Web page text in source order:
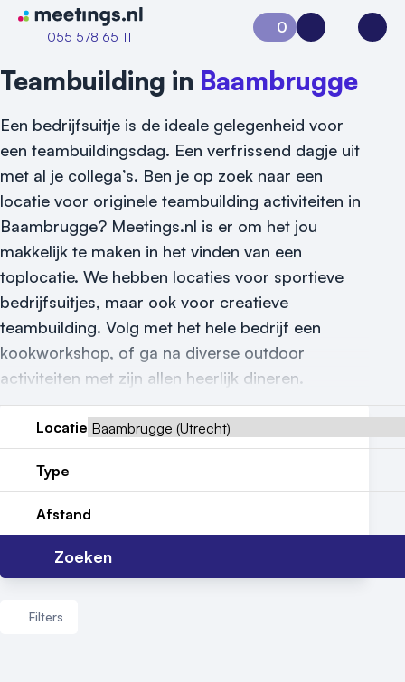
Naar home van Meetings
055 578 65 11
Vraag locatie aan
Locatiegids
Meld locatie aan
Nieuws
Reviews (5⭐️)
0
Aanvraag 0Inloggen
Teambuilding in Baambrugge
Een bedrijfsuitje is de ideale gelegenheid voor
een teambuildingsdag. Een verfrissend dagje uit
met al je collega’s. Ben je op zoek naar een
locatie voor originele teambuilding activiteiten in
Baambrugge? Meetings.nl is er om het jou
makkelijk te maken in het vinden van een
toplocatie. We hebben locaties voor sportieve
bedrijfsuitjes, maar ook voor creatieve
teambuilding. Volg met het hele bedrijf een
kookworkshop, of ga na diverse outdoor
activiteiten met zijn allen heerlijk dineren.
Locatie
Type
Afstand
Zoeken
Filters